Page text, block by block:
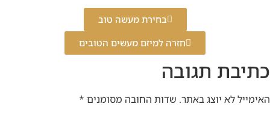
בחירת מעשה טוב
חזרה למיזם מעשים הטובים
כתיבת תגובה
האימייל לא יוצג באתר. שדות החובה מסומנים *